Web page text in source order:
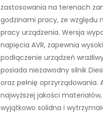
zastosowania na terenach
godzinami pracy, ze względu
pracy urządzenia. Wersja
napięcia AVR, zapewnia
podłączenie urządzeń
posiada niezawodny silnik
oraz pełnię oprzyrządowania.
najwyższej jakości
wyjątkowo solidna i